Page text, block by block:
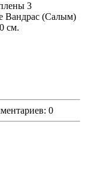
3
Вандрас (Салым)
см.
0